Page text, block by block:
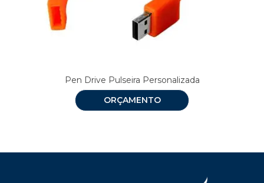
Pen Drive Pulseira Personalizada
ORÇAMENTO